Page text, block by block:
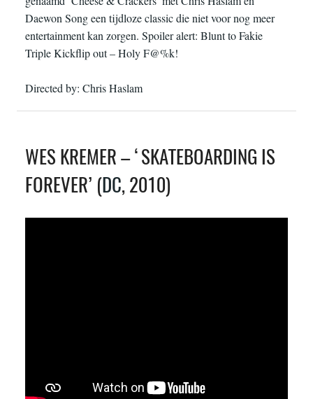
Daewon Song een tijdloze classic die niet voor nog meer
entertainment kan zorgen. Spoiler alert: Blunt to Fakie
Triple Kickflip out – Holy F@%k!
Directed by: Chris Haslam
WES KREMER – ‘SKATEBOARDING IS
FOREVER’ (DC, 2010)